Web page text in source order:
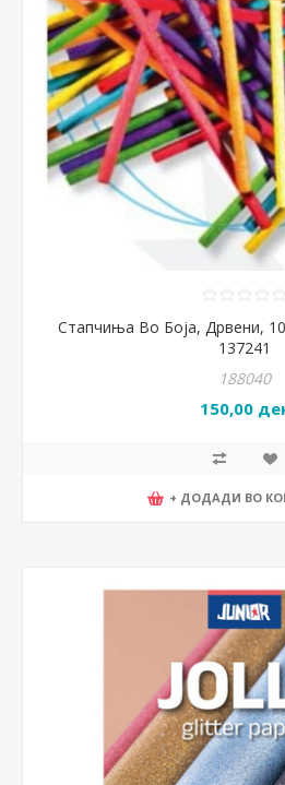
Стапчиња Во Боја, Дрвени,
137241
188040
150,00
+ ДОДАДИ ВО